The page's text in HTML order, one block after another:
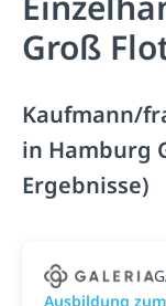
Groß
Kaufmann/
in Hamburg
Ergebnisse)
Ausbildung